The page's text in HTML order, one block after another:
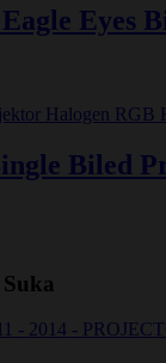
Eyes
Biled